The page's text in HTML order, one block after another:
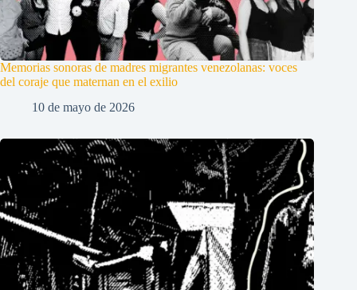
Memorias sonoras de madres migrantes venezolanas: voces
del coraje que maternan en el exilio
10 de mayo de 2026